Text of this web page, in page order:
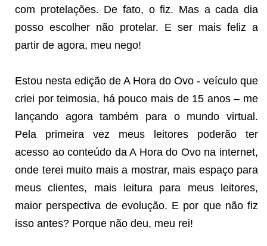
com protelações. De fato, o fiz. Mas a cada dia
posso escolher não protelar. E ser mais feliz a
partir de agora, meu nego!
Estou nesta edição de A Hora do Ovo - veículo que
criei por teimosia, há pouco mais de 15 anos – me
lançando agora também para o mundo virtual.
Pela primeira vez meus leitores poderão ter
acesso ao conteúdo da A Hora do Ovo na internet,
onde terei muito mais a mostrar, mais espaço para
meus clientes, mais leitura para meus leitores,
maior perspectiva de evolução. E por que não fiz
isso antes? Porque não deu, meu rei!